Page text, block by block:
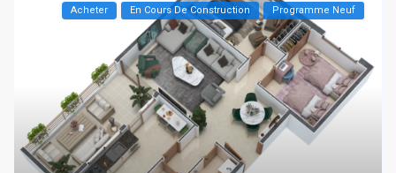
Acheter En Cours De Construction Programme Neuf